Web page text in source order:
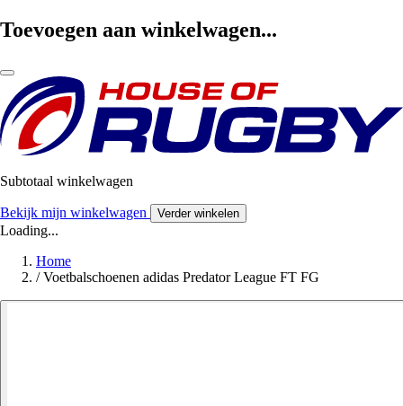
Toevoegen aan winkelwagen...
Subtotaal winkelwagen
Bekijk mijn winkelwagen Verder winkelen
Loading...
Home
/ Voetbalschoenen adidas Predator League FT FG